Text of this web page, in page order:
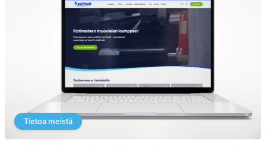
Tietoa meistä